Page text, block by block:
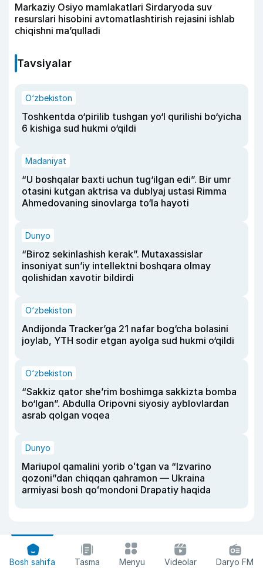
Markaziy Osiyo mamlakatlari Sirdaryoda suv
resurslari hisobini avtomatlashtirish rejasini ishlab
chiqishni ma’qulladi
Tavsiyalar
O‘zbekiston
Toshkentda o‘pirilib tushgan yo‘l qurilishi bo‘yicha
6 kishiga sud hukmi o‘qildi
Madaniyat
“U boshqalar baxti uchun tug‘ilgan edi”. Bir umr
otasini kutgan aktrisa va dublyaj ustasi Rimma
Ahmedovaning sinovlarga to‘la hayoti
Dunyo
“Biroz sekinlashish kerak”. Mutaxassislar
insoniyat sun’iy intellektni boshqara olmay
qolishidan xavotir bildirdi
O‘zbekiston
Andijonda Tracker’ga 21 nafar bog‘cha bolasini
joylab, YTH sodir etgan ayolga sud hukmi o‘qildi
O‘zbekiston
“Sakkiz qator she’rim boshimga sakkizta bomba
bo‘lgan”. Abdulla Oripovni siyosiy ayblovlardan
asrab qolgan voqea
Dunyo
Mariupol qamalini yorib oʻtgan va “Izvarino
qozoni”dan chiqqan qahramon — Ukraina
armiyasi bosh qoʻmondoni Drapatiy haqida
Bosh sahifa Tasma Menyu Videolar Daryo FM